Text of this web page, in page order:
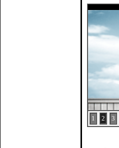
1 2 3